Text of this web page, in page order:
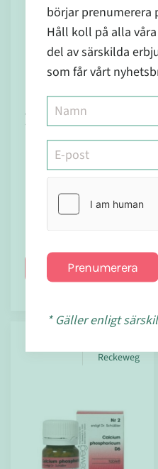
I lager
Hormone
Balans 60
gummies
- KORT
DATUM
190 kr
Bäst före datum går ut
MAJ 2026
Köp nu
Reckeweg
börjar prenumerera
Håll koll på alla
del av särskilda
som får vårt
Prenumerera
* Gäller enligt